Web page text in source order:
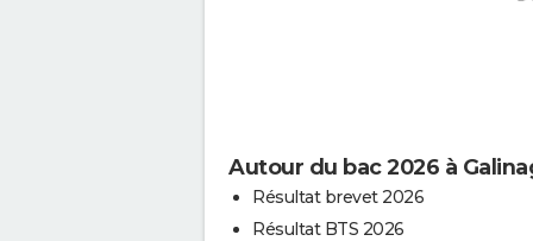
Autour du bac 2026 à
Résultat brevet 2026
Résultat BTS 2026